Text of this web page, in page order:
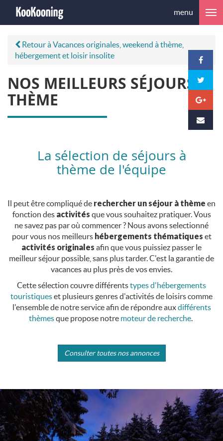
menu
Retour à Vacances originales, weekend à thème,
hébergement et loisir insolite
NOS MEILLEURS SÉJOURS À
THÈME
La sélection de séjours à
thème de l'équipe
Il peut être compliqué de rechercher un séjour à thème en
fonction des activités que vous souhaitez pratiquer. Vous
ne savez pas par où commencer ? Nous avons selectionné
pour vous nos meilleurs hébergements thématiques et
activités originales afin que vous puissiez passer le
meilleur séjour possible, sans plus tarder. C'est la garantie de
vacances au plus près de vos envies.
Cette sélection couvre différentstypes d'hébergements
touristiqueset plusieurs genres d'activités de loisirs comme
l'ensemble de notre service afin de répondre auxdifférents
thèmesque propose notre moteur de recherche.
Consulter toutes nos annonces